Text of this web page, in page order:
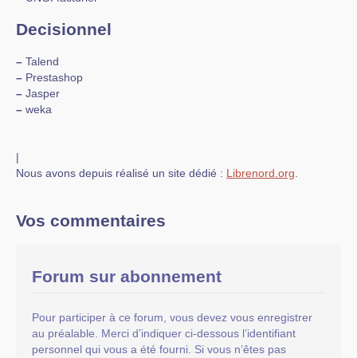
Decisionnel
– Talend
– Prestashop
– Jasper
– weka
|
Nous avons depuis réalisé un site dédié : Librenord.org
Vos commentaires
Forum sur abonnement
Pour participer à ce forum, vous devez vous enregistrer
au préalable. Merci d’indiquer ci-dessous l’identifiant
personnel qui vous a été fourni. Si vous n’êtes pas